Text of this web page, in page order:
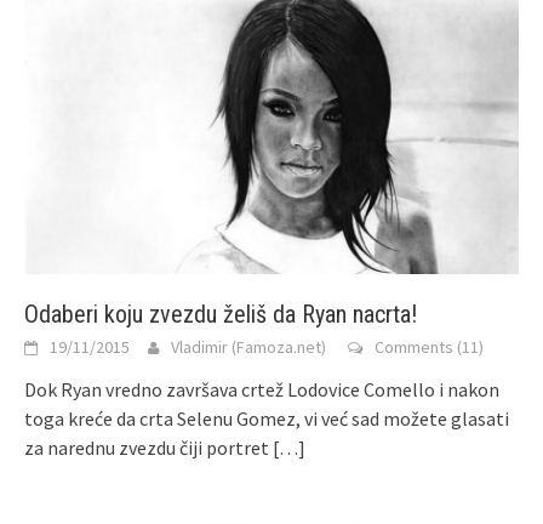
Odaberi koju zvezdu želiš da Ryan nacrta!
19/11/2015 Vladimir (Famoza.net) Comments (11)
Dok Ryan vredno završava crtež Lodovice Comello i nakon
toga kreće da crta Selenu Gomez, vi već sad možete glasati
za narednu zvezdu čiji portret […]